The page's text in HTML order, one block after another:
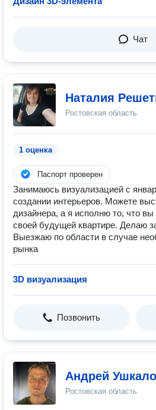
Чат
Наталия
Ростовская область
1 оценка
Паспорт проверен
Занимаюсь визуализацией с
создании интерьеров. Можете
дизайнера, а я исполню то, что вы
своей будущей квартире. Делаю
Выезжаю по области в случае
рынка
3D визуализация
Позвонить
Андрей
Ростовская область